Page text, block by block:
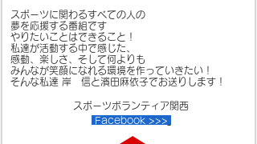
スポーツに関わるすべての人の
夢を応援する番組です
やりたいことはできること！
私達が活動する中で感じた、
感動、楽しさ、そして何よりも
みんなが笑顔になれる環境を作っていきたい！
そんな私達 岸 信と濱田麻依子でお送りします！
スポーツボランティア関西
Facebook >>>